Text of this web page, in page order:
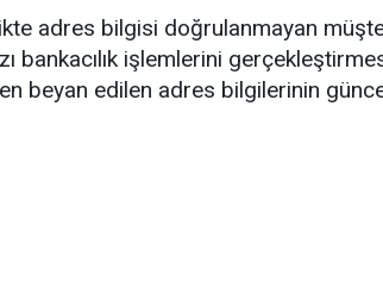
adres bilgisi doğrulanmayan
bankacılık işlemlerini
beyan edilen adres bilgilerinin